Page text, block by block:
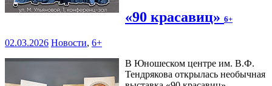
«90 красавиц» 6+
02.03.2026 Новости, 6+
В Юношеском центре им. В.Ф.
Тендрякова открылась необычная